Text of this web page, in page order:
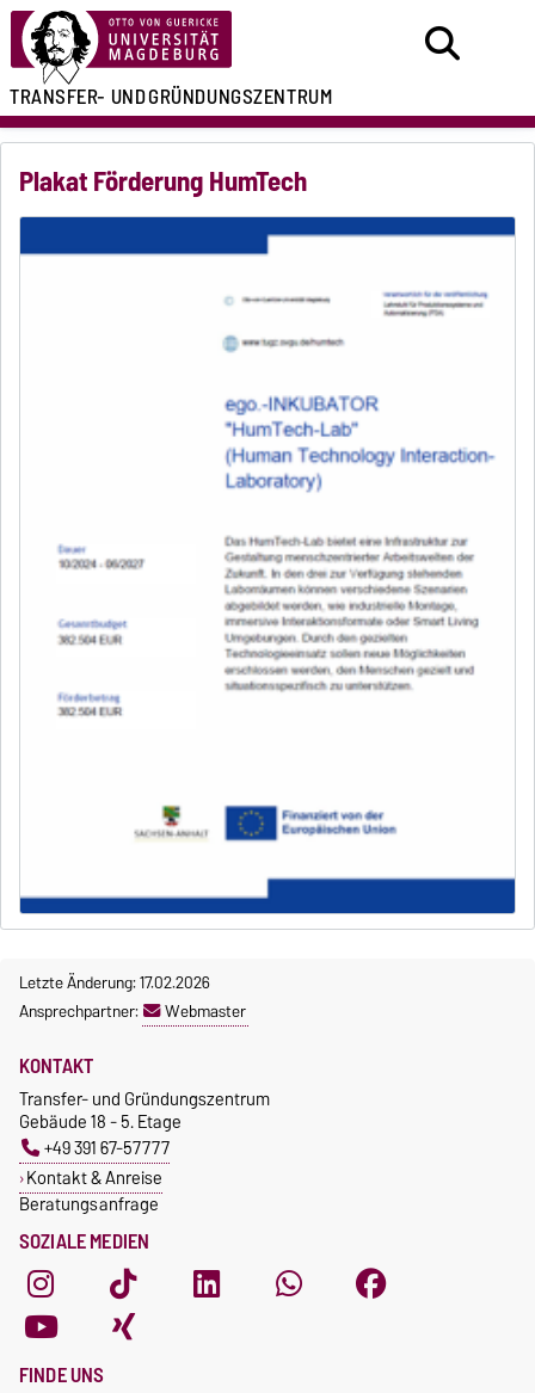
TRANSFER- UNDGRÜNDUNGSZENTRUM
Plakat Förderung HumTech
Letzte Änderung: 17.02.2026
Ansprechpartner:
Webmaster
SOZIALE MEDIEN
KONTAKT
Transfer- und Gründungszentrum
Gebäude 18 - 5. Etage
+49 391 67-57777
Kontakt & Anreise
Beratungsanfrage
FINDE UNS